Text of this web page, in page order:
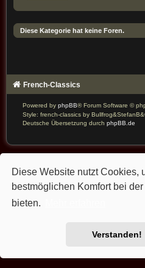
Diese Website nutzt Cookies,
bestmöglichen Komfort bei
bieten.
Verstanden!
Diese Kategorie hat keine Foren.
French-Classics
Powered by phpBB® Forum Software ©
Style: french-classics by
Deutsche Übersetzung durch phpBB.de